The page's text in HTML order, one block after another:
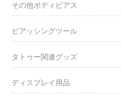
その他ボディピアス
ピアッシングツール
タトゥー関連グッズ
ディスプレイ用品